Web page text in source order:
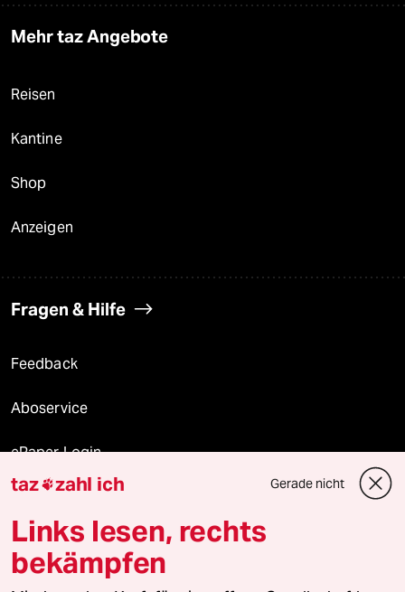
Mehr taz Angebote
Reisen
Kantine
Shop
Anzeigen
Fragen & Hilfe
Feedback
Aboservice
ePaper Login
Downloads für Abonnierende
© 2026 taz Verlags und Vertriebs GmbH
taz zahl ich Gerade nicht
Links lesen, rechts
bekämpfen